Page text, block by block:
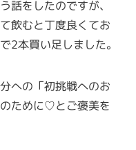
話をしたのですが、
飲むと丁度良くてお
2本買い足しました。
への「初挑戦へのお
ために♡とご褒美を